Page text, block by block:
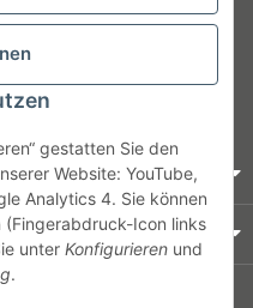
gestatten Sie den
Website: YouTube,
Analytics 4. Sie können
Icon links
unter Konfigurieren und
.